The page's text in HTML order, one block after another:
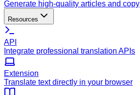
Generate high-quality articles and copy
Resources
API
Integrate professional translation APIs
Extension
Translate text directly in your browser